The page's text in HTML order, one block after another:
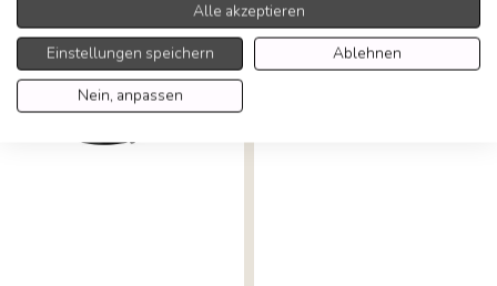
Alle akzeptieren
Einstellungen speichern
Ablehnen
Nein, anpassen